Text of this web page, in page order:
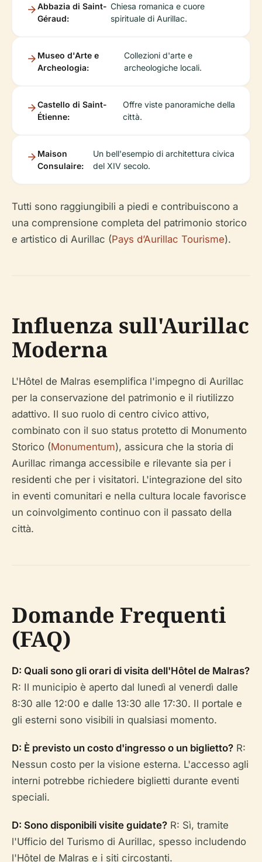
Abbazia di Saint-
Géraud:
Chiesa romanica e cuore
spirituale di Aurillac.
Museo d'Arte e
Archeologia:
Collezioni d'arte e
archeologiche locali.
Castello di Saint-
Étienne:
Offre viste panoramiche della
città.
Maison
Consulaire:
Un bell'esempio di architettura civica
del XIV secolo.
Tutti sono raggiungibili a piedi e contribuiscono a
una comprensione completa del patrimonio storico
e artistico di Aurillac (Pays d’Aurillac Tourisme).
Influenza sull'Aurillac
Moderna
L'Hôtel de Malras esemplifica l'impegno di Aurillac
per la conservazione del patrimonio e il riutilizzo
adattivo. Il suo ruolo di centro civico attivo,
combinato con il suo status protetto di Monumento
Storico (Monumentum), assicura che la storia di
Aurillac rimanga accessibile e rilevante sia per i
residenti che per i visitatori. L'integrazione del sito
in eventi comunitari e nella cultura locale favorisce
un coinvolgimento continuo con il passato della
città.
Domande Frequenti
(FAQ)
D: Quali sono gli orari di visita dell'Hôtel de Malras?
R: Il municipio è aperto dal lunedì al venerdì dalle
8:30 alle 12:00 e dalle 13:30 alle 17:30. Il portale e
gli esterni sono visibili in qualsiasi momento.
D: È previsto un costo d'ingresso o un biglietto? R:
Nessun costo per la visione esterna. L'accesso agli
interni potrebbe richiedere biglietti durante eventi
speciali.
D: Sono disponibili visite guidate? R: Sì, tramite
l'Ufficio del Turismo di Aurillac, spesso includendo
l'Hôtel de Malras e i siti circostanti.